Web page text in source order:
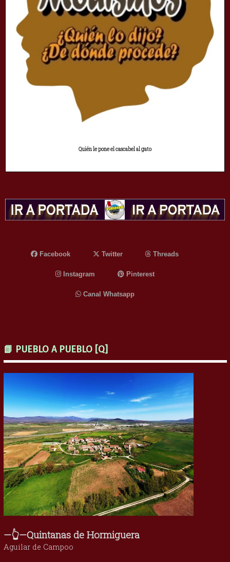
Quién le pone el cascabel al gato
Facebook Twitter Threads
Instagram Pinterest
Canal Whatsapp
📗 PUEBLO A PUEBLO [Q]
—👆—Quintanas de Hormiguera
Aguilar de Campoo